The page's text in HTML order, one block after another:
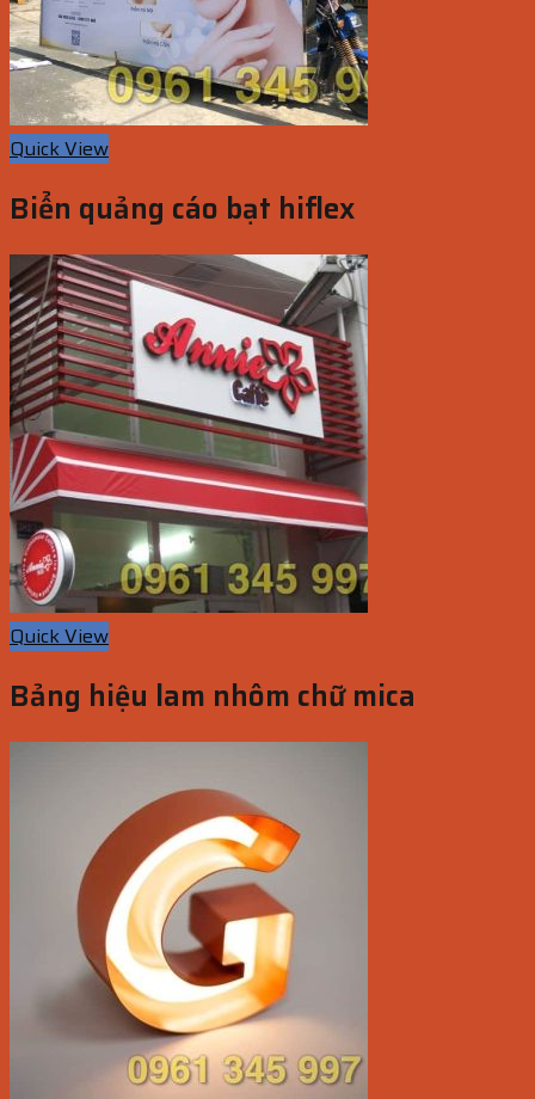
Quick View
Biển quảng cáo bạt hiflex
Quick View
Bảng hiệu lam nhôm chữ mica